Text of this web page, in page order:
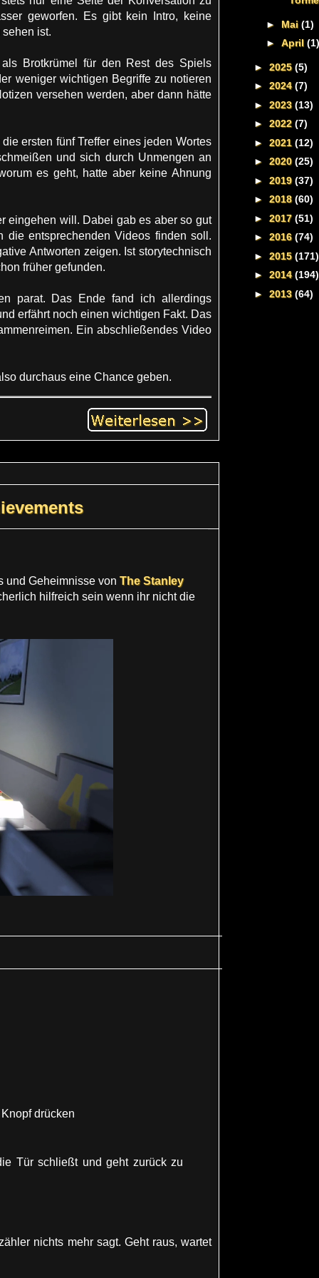
geworfen. Es gibt kein Intro, keine
ist.
Brotkrümel für den Rest des Spiels
weniger wichtigen Begriffe zu notieren
versehen werden, aber dann hätte
ersten fünf Treffer eines jeden Wortes
und sich durch Unmengen an
es geht, hatte aber keine Ahnung
eingehen will. Dabei gab es aber so gut
entsprechenden Videos finden soll.
Antworten zeigen. Ist storytechnisch
früher gefunden.
parat. Das Ende fand ich allerdings
erfährt noch einen wichtigen Fakt. Das
Ein abschließendes Video
durchaus eine Chance geben.
und Geheimnisse von The Stanley
hilfreich sein wenn ihr nicht die
drücken
Tür schließt und geht zurück zu
nichts mehr sagt. Geht raus, wartet
► Mai (1)
► April (1)
► 2025(5)
► 2024(7)
► 2023(13)
► 2022 (7)
► 2021 (12)
► 2020(25)
► 2019(37)
► 2018(60)
► 2017(51)
► 2016(74)
► 2015(171)
► 2014(194)
► 2013(64)